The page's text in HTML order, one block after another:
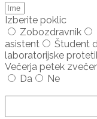
Izberite poklic
Zobozdravnik
asistent
Študent
laboratorijske
Večerja petek zvečer
Da
Ne